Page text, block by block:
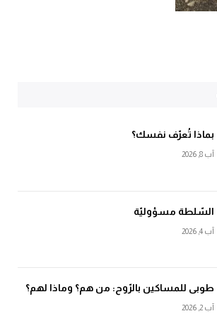
بماذا تُعرّف نفسك؟
آب 8, 2026
السّلطة مسؤوليّة
آب 4, 2026
طوبى للمساكين بالرّوح: من هم؟ وماذا لهم؟
آب 2, 2026